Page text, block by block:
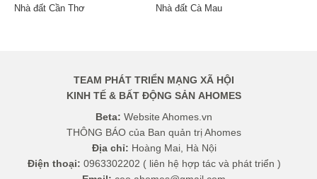
Nhà đất Cần Thơ
Nhà đất Cà Mau
TEAM PHÁT TRIỂN MẠNG XÃ HỘI
KINH TẾ & BẤT ĐỘNG SẢN AHOMES
Beta: Website Ahomes.vn
THÔNG BÁO của Ban quản trị Ahomes
Địa chỉ: Hoàng Mai, Hà Nội
Điện thoại: 0963302202 ( liên hệ hợp tác và phát triển )